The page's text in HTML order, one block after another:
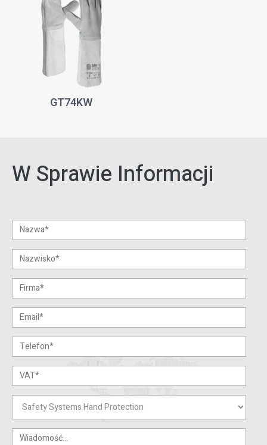
GT74KW
W Sprawie Informacji